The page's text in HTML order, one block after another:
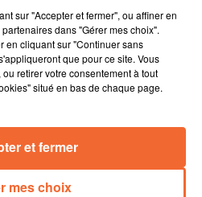
chorale Rock
est finie " de la bressuiraise
la première fis à la
la chaine Public Sénat.
de l'Aquathlon,
et course à pied.
sur "Accepter et fermer", ou affiner en
dans "Gérer mes choix".
en cliquant sur "Continuer sans
que pour ce site. Vous
retirer votre consentement à tout
situé en bas de chaque page.
mes choix
et fermer